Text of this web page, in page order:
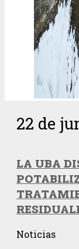
22 de
LA UBA
Noticias